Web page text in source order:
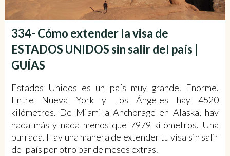
334- Cómo extender la visa de
ESTADOS UNIDOS sin salir del país |
GUÍAS
Estados Unidos es un país muy grande. Enorme.
Entre Nueva York y Los Ángeles hay 4520
kilómetros. De Miami a Anchorage en Alaska, hay
nada más y nada menos que 7979 kilómetros. Una
burrada. Hay una manera de extender tu visa sin salir
del país por otro par de meses extras.